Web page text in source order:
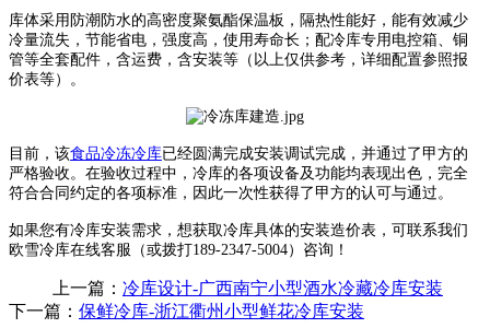
库体采用防潮防水的高密度聚氨酯保温板，隔热性能好，能有效减少
冷量流失，节能省电，强度高，使用寿命长；配冷库专用电控箱、铜
管等全套配件，含运费，含安装等（以上仅供参考，详细配置参照报
价表等）。
目前，该食品冷冻冷库已经圆满完成安装调试完成，并通过了甲方的
严格验收。在验收过程中，冷库的各项设备及功能均表现出色，完全
符合合同约定的各项标准，因此一次性获得了甲方的认可与通过。
如果您有冷库安装需求，想获取冷库具体的安装造价表，可联系我们
欧雪冷库在线客服（或拨打189-2347-5004）咨询！
上一篇： 冷库设计-广西南宁小型酒水冷藏冷库安装
下一篇： 保鲜冷库-浙江衢州小型鲜花冷库安装